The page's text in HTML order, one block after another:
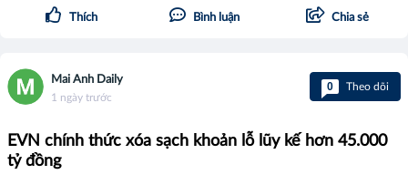
Thích Bình luận Chia sẻ
Mai Anh Daily
1 ngày trước
0 Theo dõi
EVN chính thức xóa sạch khoản lỗ lũy kế hơn 45.000
tỷ đồng